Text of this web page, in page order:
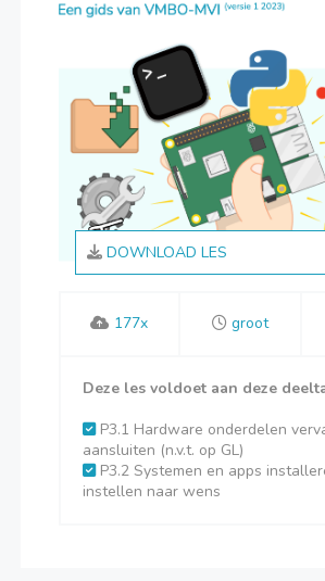
DOWNLOAD LES
177x groot
Deze les voldoet aan deze
P3.1 Hardware onderdelen
aansluiten (n.v.t. op GL)
P3.2 Systemen en apps
instellen naar wens